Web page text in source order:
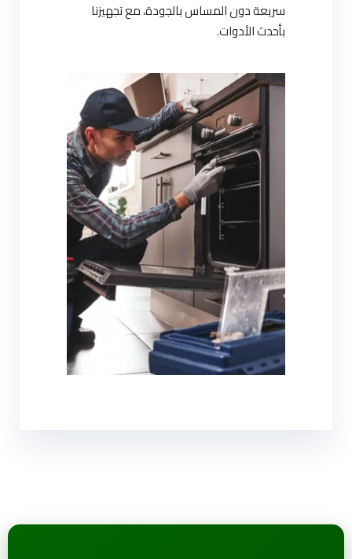
سريعة دون المساس بالجودة، مع تجهيزنا
بأحدث الأدوات.